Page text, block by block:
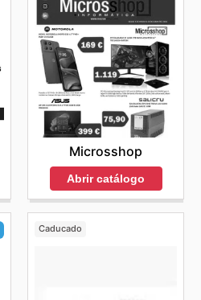
Microsshop
Abrir catálogo
Caducado